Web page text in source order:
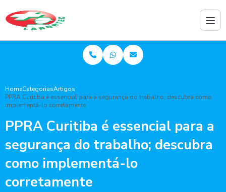
HomeCategoriasArtigos
PPRA Curitiba é essencial para a segurança do trabalho; descubra como
implementá-lo corretamente
PPRA Curitiba é essencial para a
segurança do trabalho; descubra
como implementá-lo
corretamente